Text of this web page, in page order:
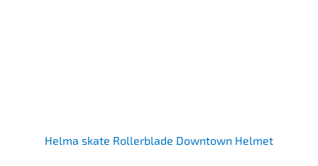
Helma skate Rollerblade Downtown Helmet